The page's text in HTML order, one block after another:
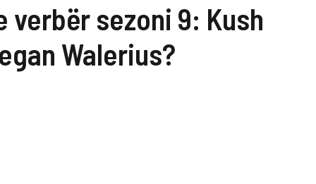
verbër sezoni 9: Kush
Walerius?